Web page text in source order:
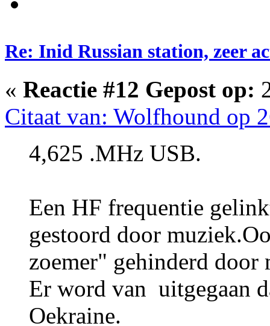
Re: Inid Russian station, zeer
« Reactie #12 Gepost op:
Citaat van: Wolfhound op
4,625 .MHz USB.
Een HF frequentie
gestoord door
zoemer" gehinderd door
Er word van uitgegaan
Oekraine.